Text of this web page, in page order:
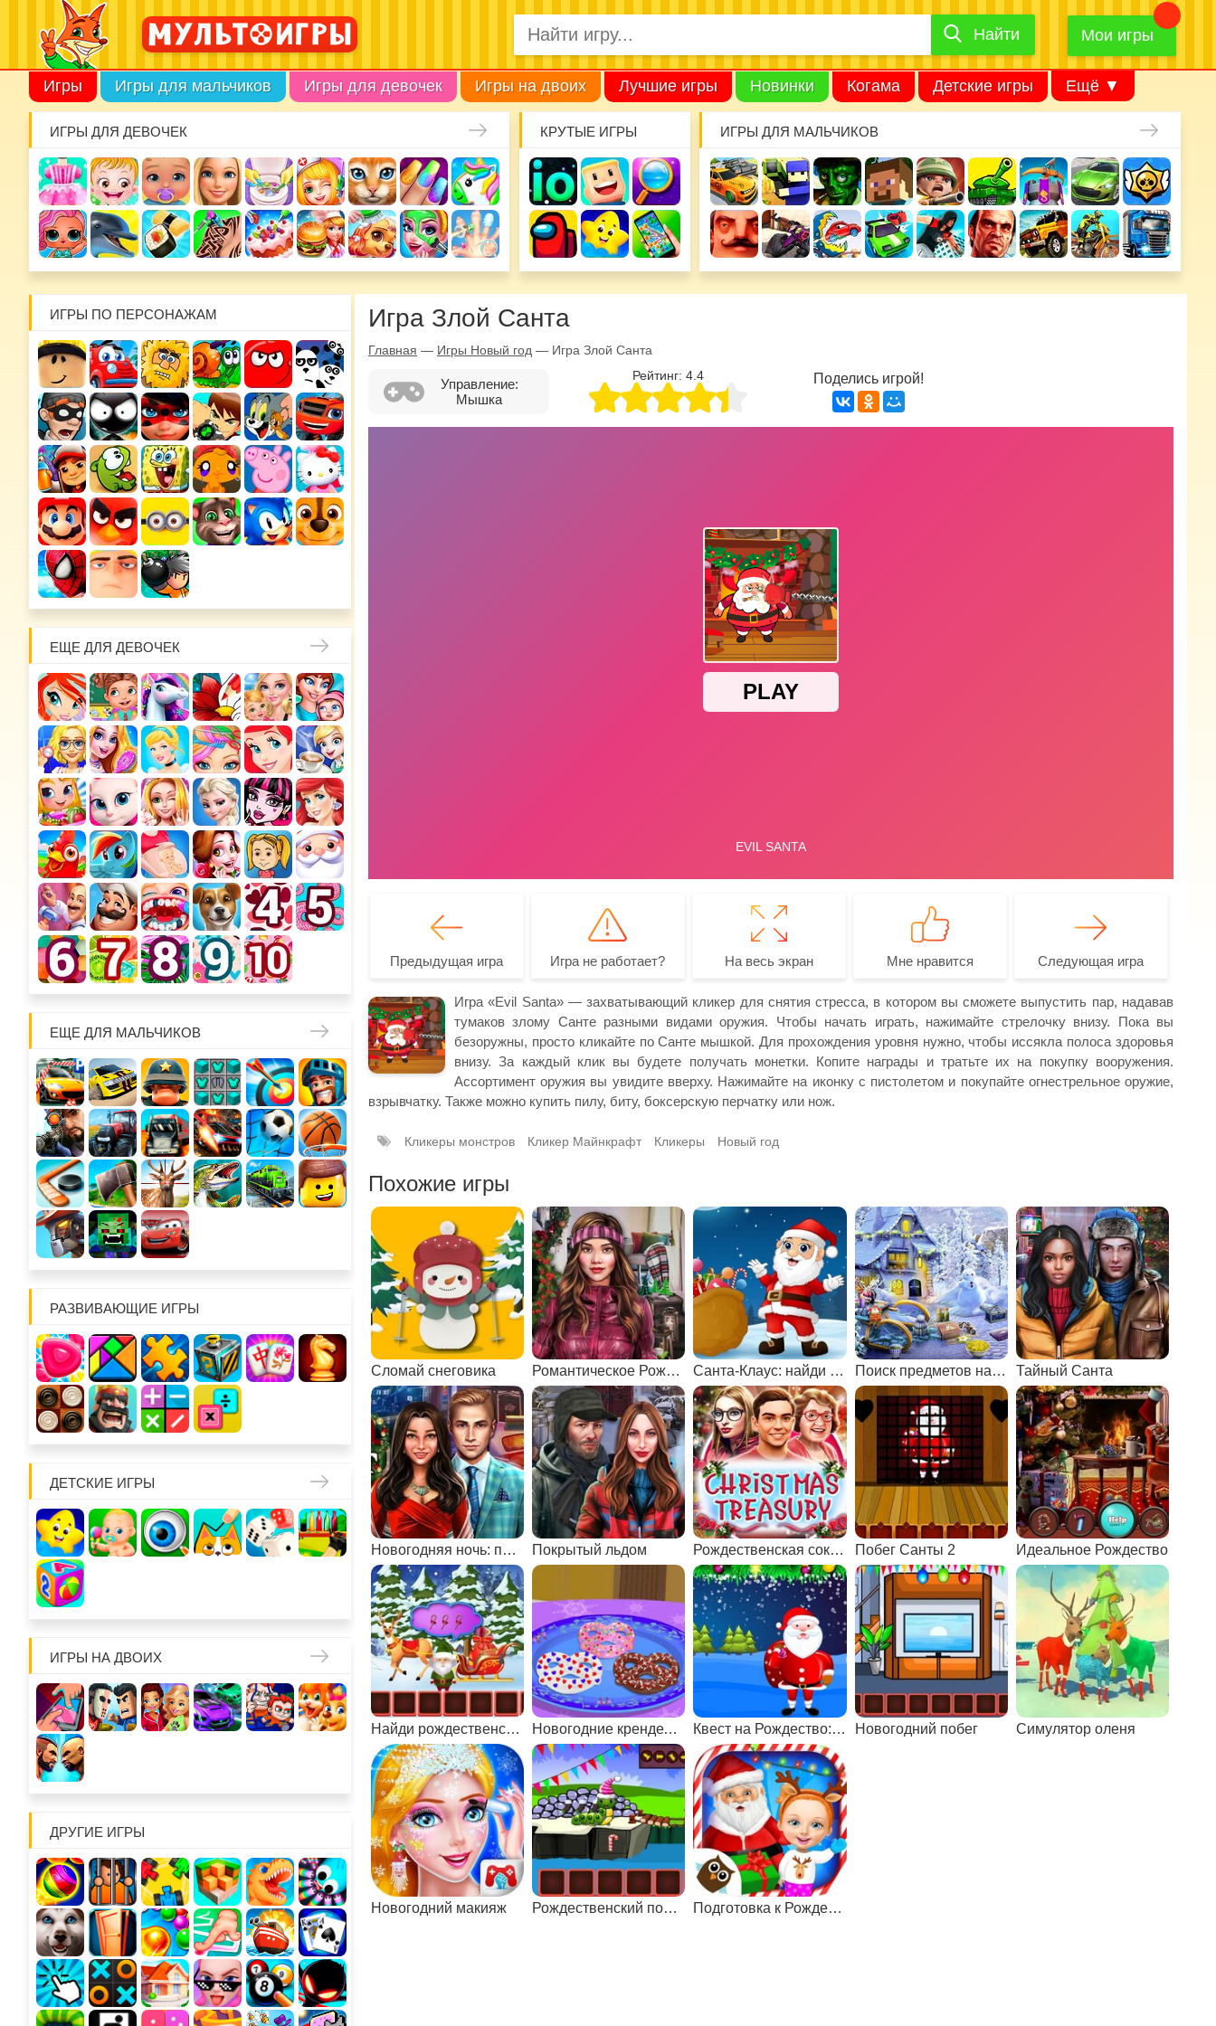
Найти
Найти Мои игры
Игры Игры для мальчиков Игры для девочек Игры на двоих Лучшие игры Новинки Когама Детские игры Ещё ▼
ИГРЫ ДЛЯ ДЕВОЧЕК КРУТЫЕ ИГРЫ ИГРЫ ДЛЯ МАЛЬЧИКОВ
ИГРЫ ПО ПЕРСОНАЖАМ
ЕЩЕ ДЛЯ ДЕВОЧЕК
ЕЩЕ ДЛЯ МАЛЬЧИКОВ
РАЗВИВАЮЩИЕ ИГРЫ
ДЕТСКИЕ ИГРЫ
ИГРЫ НА ДВОИХ
ДРУГИЕ ИГРЫ
Игра Злой Санта
Главная — Игры Новый год — Игра Злой Санта
Управление:
Мышка
Рейтинг: 4.4 Поделись игрой!
Предыдущая игра Игра не работает? На весь экран Мне нравится Следующая игра
Игра «Evil Santa» — захватывающий кликер для снятия стресса, в котором вы сможете выпустить пар, надавав
тумаков злому Санте разными видами оружия. Чтобы начать играть, нажимайте стрелочку внизу. Пока вы
безоружны, просто кликайте по Санте мышкой. Для прохождения уровня нужно, чтобы иссякла полоса здоровья
внизу. За каждый клик вы будете получать монетки. Копите награды и тратьте их на покупку вооружения.
Ассортимент оружия вы увидите вверху. Нажимайте на иконку с пистолетом и покупайте огнестрельное оружие,
взрывчатку. Также можно купить пилу, биту, боксерскую перчатку или нож.
Кликеры монстров Кликер Майнкрафт Кликеры Новый год
Похожие игры
Сломай снеговика Романтическое Рождество Санта-Клаус: найди отличия Поиск предметов на Рождество Тайный Санта
Новогодняя ночь: поиск предметов Покрытый льдом Рождественская сокровищница Побег Санты 2 Идеальное Рождество
Найди рождественскую шапочку Новогодние крендельки Квест на Рождество: эпизод 1 Новогодний побег Симулятор оленя
Новогодний макияж Рождественский побег гусеницы Подготовка к Рождеству